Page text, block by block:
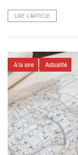
LIRE L’ARTICLE
A la une Actualité